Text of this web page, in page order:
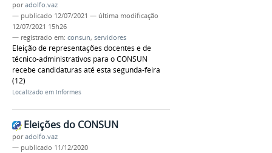
poradolfo.vaz
— publicado 12/07/2021 — última modificação
12/07/2021 15h26
— registrado em: consun, servidores
Eleição de representações docentes e de
técnico-administrativos para o CONSUN
recebe candidaturas até esta segunda-feira
(12)
Localizado em Informes
Eleições do CONSUN
poradolfo.vaz
— publicado 11/12/2020